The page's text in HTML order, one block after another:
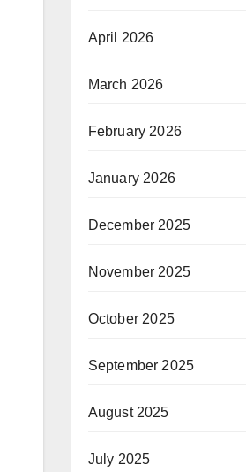
April 2026
March 2026
February 2026
January 2026
December 2025
November 2025
October 2025
September 2025
August 2025
July 2025